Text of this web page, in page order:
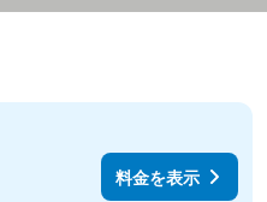
料金を表示